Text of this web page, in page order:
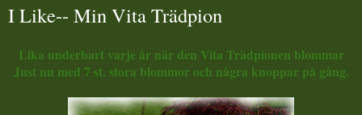
I Like-- Min Vita Trädpion
Lika underbart varje år när den Vita Trädpionen blommar
Just nu med 7 st. stora blommor och några knoppar på gång.